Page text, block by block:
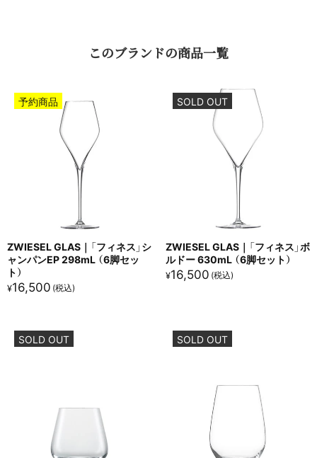
この​ブランドの​商品一覧
予約商品
ZWIESEL GLAS｜「フィネス」シ
ャンパンEP 298mL （6脚セッ
ト）
¥16,500
SOLD OUT
ZWIESEL GLAS｜「フィネス」ボ
ルドー 630mL （6脚セット）
¥16,500
SOLD OUT SOLD OUT